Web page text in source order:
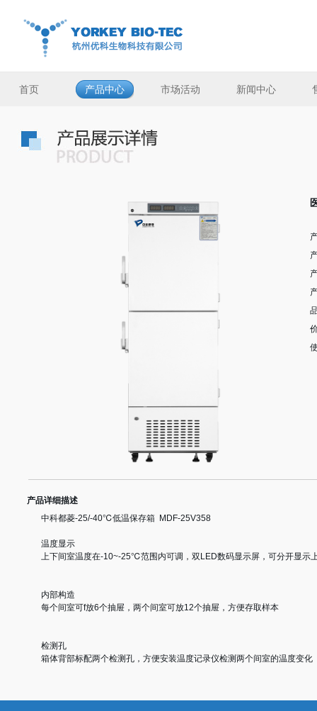
首页 产品中心 市场活动 新闻中心
产品详细描述
中科都菱-25/-40℃低温保存箱 MDF-25V358
温度显示
上下间室温度在-10~-25℃范围内可调，双LED数码显示屏，可分开显示
内部构造
每个间室可f放6个抽屉，两个间室可放12个抽屉，方便存取样本
检测孔
箱体背部标配两个检测孔，方便安装温度记录仪检测两个间室的温度变化